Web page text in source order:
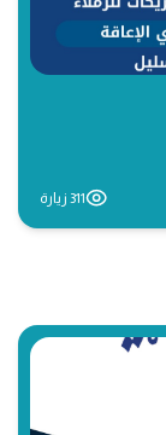
311 زيارة